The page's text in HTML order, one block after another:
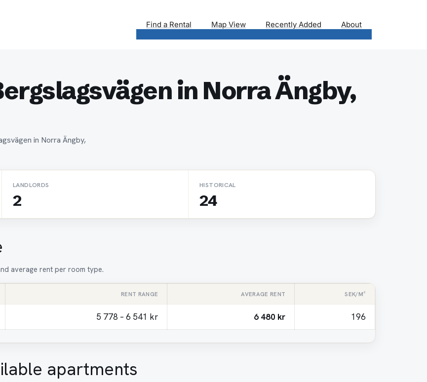
Find a Rental Map View Recently Added About
in Norra Ängby,
in Norra Ängby,
LANDLORDS
2
HISTORICAL
24
average rent per room type.
RENT RANGE AVERAGE RENT SEK/M²
5 778 – 6 541 kr 6 480 kr 196
apartments